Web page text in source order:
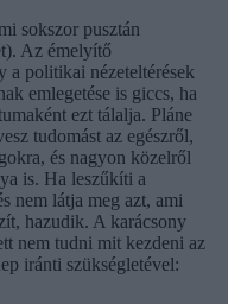
sokszor pusztán
Az émelyítő
a politikai nézeteltérések
emlegetése is giccs, ha
ezt tálalja. Pláne
tudomást az egészről,
és nagyon közelről
is. Ha leszűkíti a
nem látja meg azt, ami
hazudik. A karácsony
nem tudni mit kezdeni az
iránti szükségletével: